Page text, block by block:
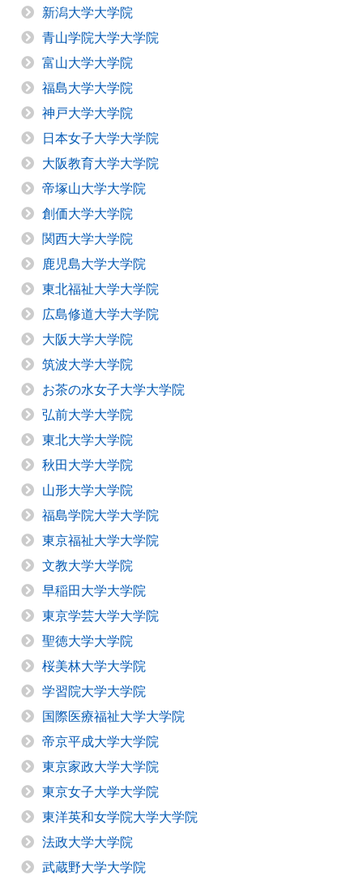
新潟大学大学院
青山学院大学大学院
富山大学大学院
福島大学大学院
神戸大学大学院
日本女子大学大学院
大阪教育大学大学院
帝塚山大学大学院
創価大学大学院
関西大学大学院
鹿児島大学大学院
東北福祉大学大学院
広島修道大学大学院
大阪大学大学院
筑波大学大学院
お茶の水女子大学大学院
弘前大学大学院
東北大学大学院
秋田大学大学院
山形大学大学院
福島学院大学大学院
東京福祉大学大学院
文教大学大学院
早稲田大学大学院
東京学芸大学大学院
聖徳大学大学院
桜美林大学大学院
学習院大学大学院
国際医療福祉大学大学院
帝京平成大学大学院
東京家政大学大学院
東京女子大学大学院
東洋英和女学院大学大学院
法政大学大学院
武蔵野大学大学院